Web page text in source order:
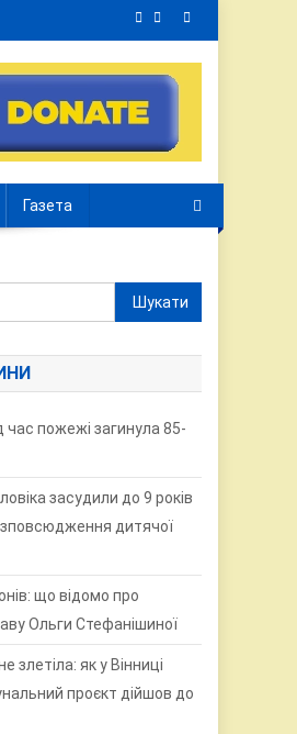
Газета
Пошук:
час пожежі загинула 85-
засудили до 9 років
дитячої
що відомо про
Ольги Стефанішиної
злетіла: як у Вінниці
проєкт дійшов до